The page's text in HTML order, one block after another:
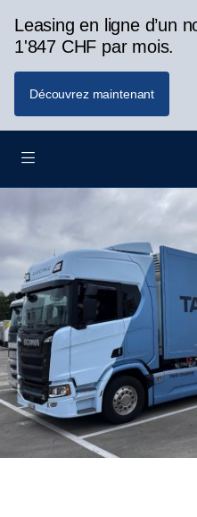
Leasing en ligne d’un
1'847 CHF par mois.
Découvrez maintenant